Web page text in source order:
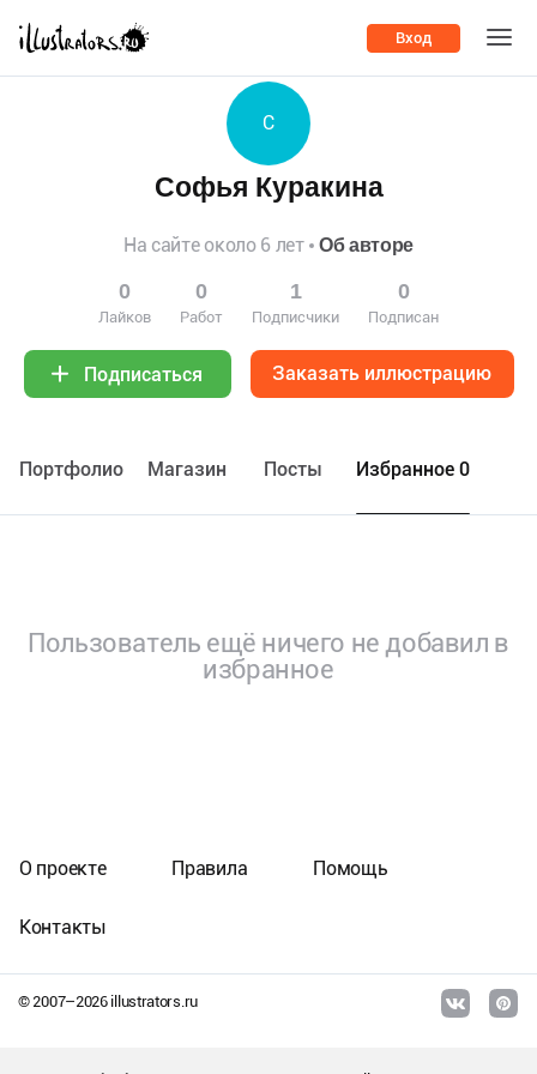
Вход
С
Софья Куракина
На сайте около 6 лет Об авторе
0
Лайков
0
Работ
1
Подписчики
0
Подписан
Подписаться Заказать иллюстрацию
Портфолио Maгазин Посты Избранное 0
Пользователь ещё ничего не добавил в
избранное
© 2007–2026illustrators.ru
О проекте Правила Помощь
Контакты